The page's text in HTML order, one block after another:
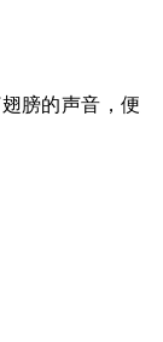
膀的声音，便